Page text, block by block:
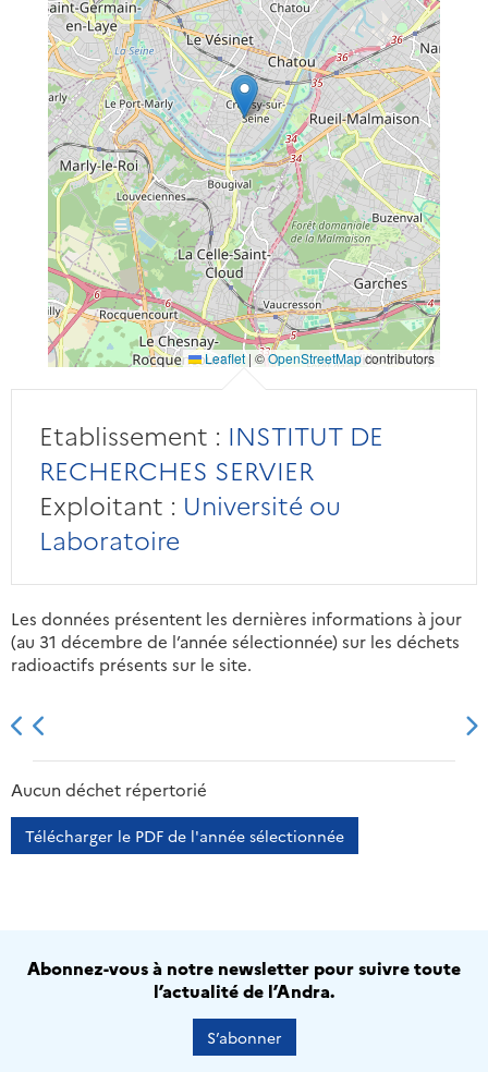
Leaflet | ©OpenStreetMapcontributors
Etablissement : INSTITUT DE
RECHERCHES SERVIER
Exploitant : Université ou
Laboratoire
Les données présentent les dernières informations à jour
(au 31 décembre de l’année sélectionnée) sur les déchets
radioactifs présents sur le site.
2013 2014
Aucun déchet répertorié
Télécharger le PDF de l'année sélectionnée
Abonnez-vous à notre newsletter pour suivre toute
l’actualité de l’Andra.
S’abonner